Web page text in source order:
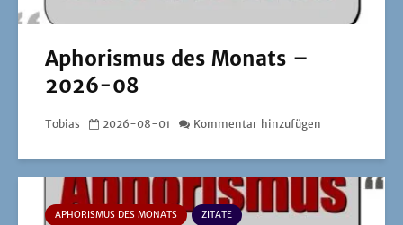
Aphorismus des Monats –
2026-08
Tobias 2026-08-01 Kommentar hinzufügen
APHORISMUS DES MONATS ZITATE